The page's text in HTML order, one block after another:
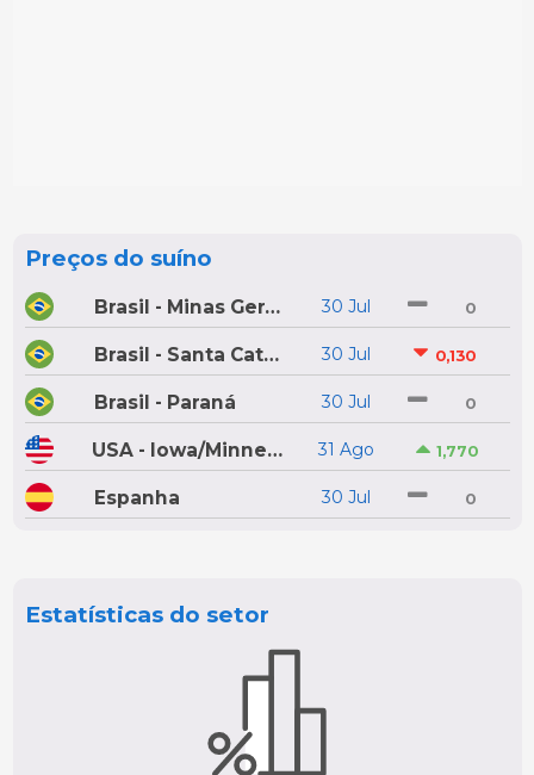
Preços do suíno
Brasil - Minas Gerais 30 Jul 0
Brasil - Santa Catarina 30 Jul 0,130
Brasil - Paraná 30 Jul 0
USA - Iowa/Minnesota 31 Ago 1,770
Espanha 30 Jul 0
Estatísticas do setor